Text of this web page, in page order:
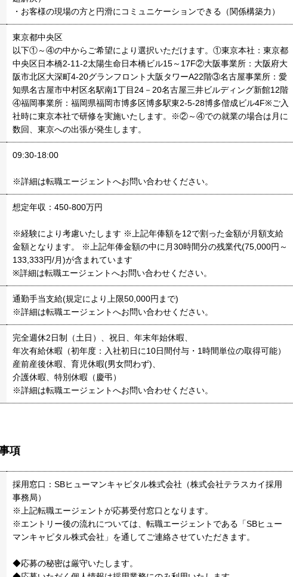
・お客様の現場の方と円滑にコミュニケーションできる（関係構築力）
東京都中央区
以下①～④の中からご希望により選択いただけます。①東京本社：東京都
中央区日本橋2-11-2太陽生命日本橋ビル15～17F②大阪事業所：大阪府大
阪市北区大深町4-20グランフロント大阪タワーA22階③名古屋事業所：愛
知県名古屋市中村区名駅南1丁目24－20名古屋三井ビルディング新館12階
④福岡事業所：福岡県福岡市博多区博多駅東2-5-28博多偕成ビル4F※ご入
社時に東京本社で研修を実施いたします。※②～④での就業の場合は月に
数回、東京への出張が発生します。
09:30-18:00
※詳細は転職エージェントへお問い合わせください。
想定年収：450-800万円
※経験により考慮いたします ※上記年俸額を12で割った金額が月額支給
金額となります。 ※上記年俸金額の中に月30時間分の残業代(75,000円～
133,333円/月)が含まれています
※詳細は転職エージェントへお問い合わせください。
通勤手当支給(規定により上限50,000円まで)
※詳細は転職エージェントへお問い合わせください。
完全週休2日制（土日）、祝日、年末年始休暇、
年次有給休暇（初年度：入社初日に10日間付与・1時間単位の取得可能）
産前産後休暇、育児休暇(男女問わず)、
介護休暇、特別休暇（慶弔）
※詳細は転職エージェントへお問い合わせください。
項
採用窓口：SBヒューマンキャピタル株式会社（株式会社テラスカイ採用
事務局）
※上記転職エージェントが応募受付窓口となります。
※エントリー後の流れについては、転職エージェントである「SBヒュー
マンキャピタル株式会社」を通してご連絡させていただきます。
◆応募の秘密は厳守いたします。